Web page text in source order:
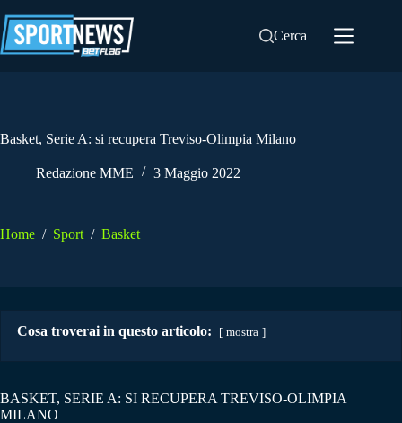
al
contenuto
Cerca
Basket, Serie A: si recupera Treviso-Olimpia Milano
Redazione MME 3 Maggio 2022
Home / Sport / Basket
Cosa troverai in questo articolo: mostra
BASKET, SERIE A: SI RECUPERA TREVISO-OLIMPIA
MILANO